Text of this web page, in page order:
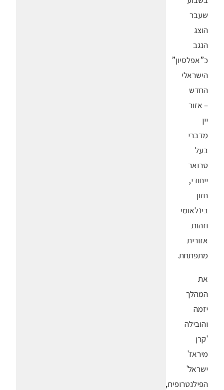
שעבר
הוצג
הנגב
כ”אפלסיון”
הישראלי
החדש
– אזור
יין
מדברי
בעל
טרואר
ייחודי,
חזון
בינלאומי
וזהות
אזורית
מתפתחת.
את
המהלך
יזמה
והובילה
'קרן
מיראז'
ישראל'
הפילנטרופית,